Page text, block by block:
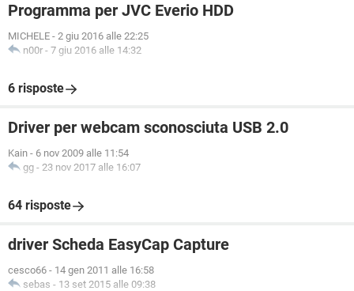
Programma per JVC Everio HDD
MICHELE - 2 giu 2016 alle 22:25
n00r - 7 giu 2016 alle 14:32
6 risposte
Driver per webcam sconosciuta USB 2.0
Kain - 6 nov 2009 alle 11:54
gg - 23 nov 2017 alle 16:07
64 risposte
driver Scheda EasyCap Capture
cesco66 - 14 gen 2011 alle 16:58
sebas - 13 set 2015 alle 09:38